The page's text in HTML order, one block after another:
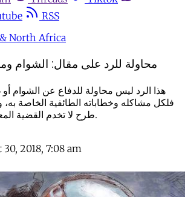
RSS
North Africa
محاولة للرد على مقال: الشوام
هذا الرد ليس محاولة للدفاع عن الشوام
فلكل مشاكله وخطاباته الطائفية الخاصة به،
طرح لا تخدم القضية المعلن عنها ضمن الملف.
30, 2018, 7:08 am